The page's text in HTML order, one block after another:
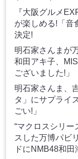
『大阪グルメ
が楽しめる!「音
決定!
明石家さんまが
和田アキ子、
ございました!」
明石家さんま、
タ」にサプライ
ごい!」
“マクロスシリー
スした万博パビ
ドにNMB48和